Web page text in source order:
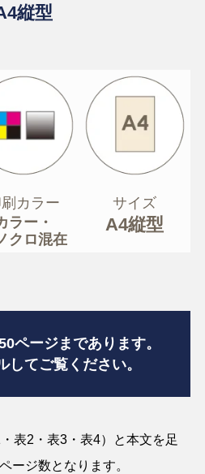
縦型
カラー
ラー・
クロ混在
サイズ
A4縦型
ページまであります。
てご覧ください。
表2・表3・表4）と本文を足
ージ数となります。